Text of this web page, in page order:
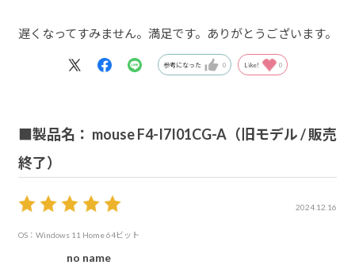
遅くなってすみません。満足です。ありがとうございます。
参考になった 0 Like! 0
■製品名： mouse F4-I7I01CG-A（旧モデル / 販売
終了）
2024.12.16
OS：Windows 11 Home 64ビット
no name